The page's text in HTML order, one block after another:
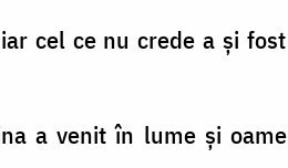
cel ce nu crede a şi
a venit în lume şi